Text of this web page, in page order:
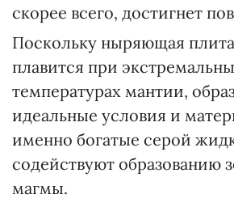
скорее всего, достигнет
Поскольку ныряющая
плавится при
температурах мантии,
идеальные условия и
именно богатые серой
содействуют образованию
магмы.